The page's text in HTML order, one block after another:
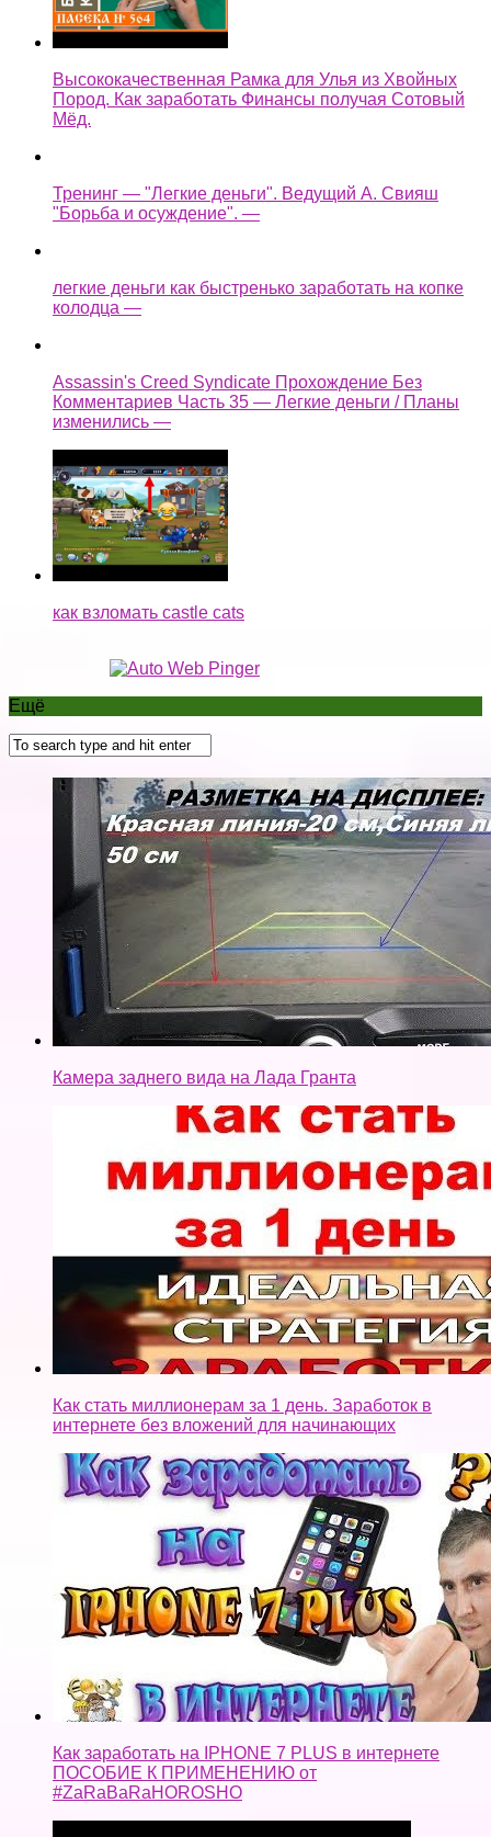
Высококачественная Рамка для Улья из Хвойных
Пород. Как заработать Финансы получая Сотовый
Мёд.
Тренинг — "Легкие деньги". Ведущий А. Свияш
"Борьба и осуждение". —
легкие деньги как быстренько заработать на копке
колодца —
Assassin's Creed Syndicate Прохождение Без
Комментариев Часть 35 — Легкие деньги / Планы
изменились —
как взломать castle cats
Ещё
Камера заднего вида на Лада Гранта
Как стать миллионерам за 1 день. Заработок в
интернете без вложений для начинающих
Как заработать на IPHONE 7 PLUS в интернете
ПОСОБИЕ К ПРИМЕНЕНИЮ от
#ZaRaBaRaHOROSHO